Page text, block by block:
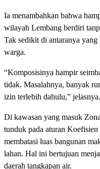
Ia menambahkan bahwa
wilayah Lembang berdiri
Tak sedikit di antaranya
warga.
“Komposisinya hampir
tidak. Masalahnya, banyak
izin terlebih dahulu,” jelasnya.
Di kawasan yang masuk
tunduk pada aturan
membatasi luas bangunan
lahan. Hal ini bertujuan
daerah tangkapan air.